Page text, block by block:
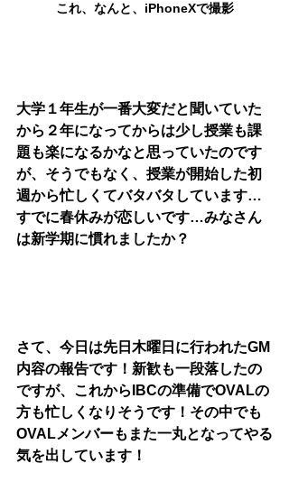
これ、なんと、iPhoneXで撮影
大学１年生が一番大変だと聞いていた
から２年になってからは少し授業も課
題も楽になるかなと思っていたのです
が、そうでもなく、授業が開始した初
週から忙しくてバタバタしています…
すでに春休みが恋しいです…みなさん
は新学期に慣れましたか？
さて、今日は先日木曜日に行われたGM
内容の報告です！新歓も一段落したの
ですが、これからIBCの準備でOVALの
方も忙しくなりそうです！その中でも
OVALメンバーもまた一丸となってやる
気を出しています！